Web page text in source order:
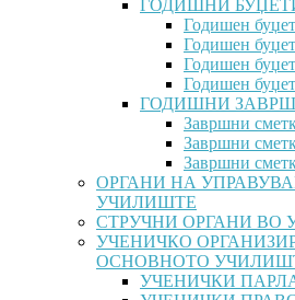
ГОДИШНИ
Годишен
Годишен
Годишен
Годишен
ГОДИШНИ
Завршни
Завршни
Завршни
ОРГАНИ НА
УЧИЛИШТЕ
СТРУЧНИ ОРГАНИ ВО
УЧЕНИЧКО
ОСНОВНОТО
УЧЕНИЧКИ